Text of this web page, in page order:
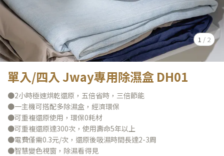
1 / 2
單入/四入 Jway專用除濕盒 DH01
●2小時極速烘乾還原，五倍省時，三倍節能
●一主機可搭配多除濕盒，經濟環保
●可重複還原使用，環保0耗材
●可重複還原達300次，使用壽命5年以上
●電費僅需0.3元/次，還原後吸濕時間長達2-3周
●智慧變色視窗，除濕看得見